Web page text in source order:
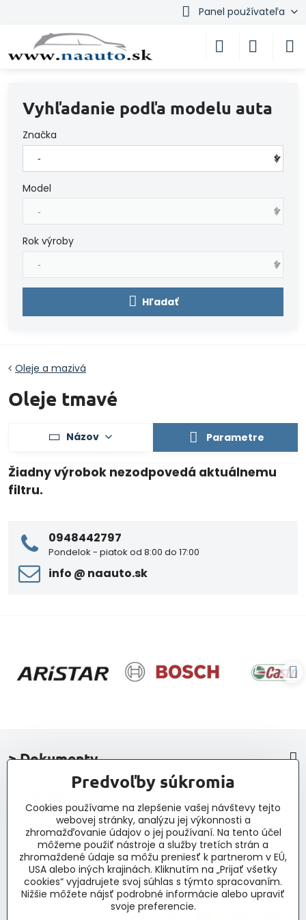
Panel používateľa
Vyhľadanie podľa modelu auta
Značka
Model
Rok výroby
Hľadať
Oleje a mazivá
Oleje tmavé
Názov Parametre
0948442797
Pondelok - piatok od 8:00 do 17:00
info ​@ naauto​.sk
> Dokumenty
> Kontakt a navigácia
> Novinky, články, príspevky
Predvoľby súkromia
Cookies používame na zlepšenie vašej návštevy tejto
webovej stránky, analýzu jej výkonnosti a
zhromažďovanie údajov o jej používaní. Na tento účel
môžeme použiť nástroje a služby tretích strán a
zhromaždené údaje sa môžu preniesť k partnerom v EÚ,
USA alebo iných krajinách. Kliknutím na „Prijať všetky
cookies“ vyjadrujete svoj súhlas s týmto spracovaním.
Nižšie môžete nájsť podrobné informácie alebo upraviť
svoje preferencie.